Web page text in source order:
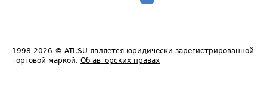
1998-2026 © ATI.SU является юридически зарегистрированной
торговой маркой. Об авторских правах